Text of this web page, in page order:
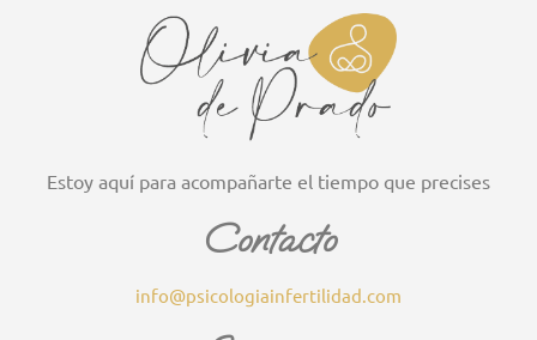
Estoy aquí para acompañarte el tiempo que precises
Contacto
info@psicologiainfertilidad.com